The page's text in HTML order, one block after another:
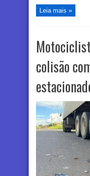
Leia mais »
colisão